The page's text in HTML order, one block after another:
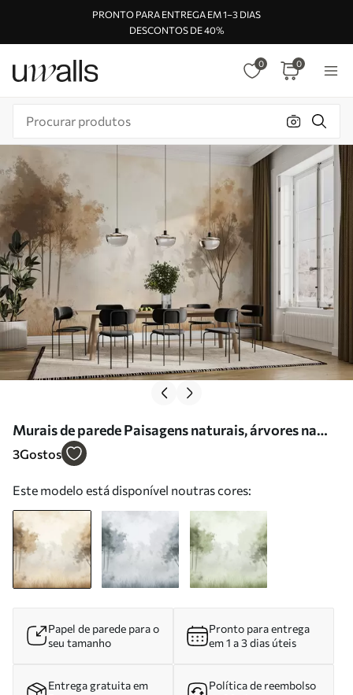
PRONTO PARA ENTREGA EM 1–3 DIAS
DESCONTOS DE 40%
0 0
Murais de parede Paisagens naturais, árvores na
floresta, textura grunge, cores bege Nr. w01564
3Gostos
Este modelo está disponível noutras cores:
Papel de parede para o
seu tamanho
Pronto para entrega
em 1 a 3 dias úteis
Entrega gratuita em
Política de reembolso